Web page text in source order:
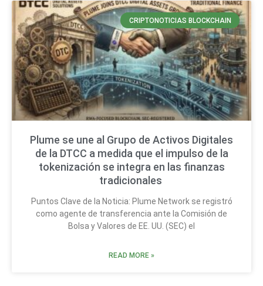
CRIPTONOTICIAS BLOCKCHAIN
Plume se une al Grupo de Activos Digitales
de la DTCC a medida que el impulso de la
tokenización se integra en las finanzas
tradicionales
Puntos Clave de la Noticia: Plume Network se registró
como agente de transferencia ante la Comisión de
Bolsa y Valores de EE. UU. (SEC) el
READ MORE »